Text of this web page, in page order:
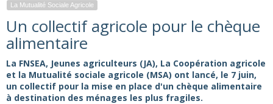
La Mutualité Sociale Agricole
Un collectif agricole pour le chèque
alimentaire
La FNSEA, Jeunes agriculteurs (JA), La Coopération agricole
et la Mutualité sociale agricole (MSA) ont lancé, le 7 juin,
un collectif pour la mise en place d'un chèque alimentaire
à destination des ménages les plus fragiles.